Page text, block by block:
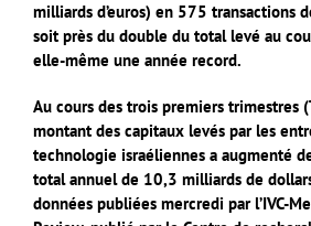
milliards d’euros) en 575 transactions
soit près du double du total levé au
elle-même une année record.
Au cours des trois premiers trimestres
montant des capitaux levés par les
technologie israéliennes a augmenté
total annuel de 10,3 milliards de
données publiées mercredi par l’IVC-